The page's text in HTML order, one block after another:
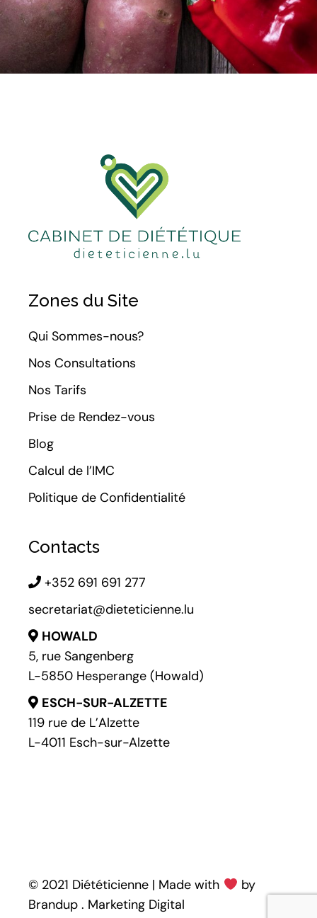
Zones du Site
Qui Sommes-nous?
Nos Consultations
Nos Tarifs
Prise de Rendez-vous
Blog
Calcul de l’IMC
Politique de Confidentialité
Contacts
+352 691 691 277
secretariat@dieteticienne.lu
HOWALD
5, rue Sangenberg
L-5850 Hesperange (Howald)
ESCH-SUR-ALZETTE
119 rue de L’Alzette
L-4011 Esch-sur-Alzette
© 2021 Diététicienne | Made with
by
Brandup . Marketing Digital